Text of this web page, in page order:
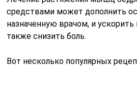
средствами может дополнить
назначенную врачом, и ускорить
также снизить боль.
Вот несколько популярных